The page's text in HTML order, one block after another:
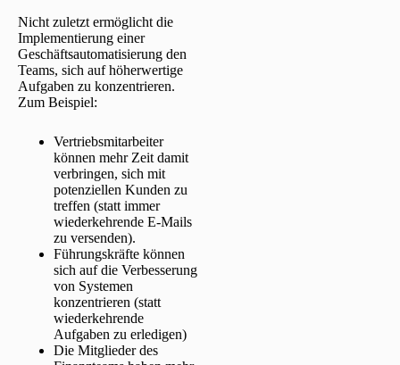
Nicht zuletzt ermöglicht die
Implementierung einer
Geschäftsautomatisierung den
Teams, sich auf höherwertige
Aufgaben zu konzentrieren.
Zum Beispiel:
Vertriebsmitarbeiter
können mehr Zeit damit
verbringen, sich mit
potenziellen Kunden zu
treffen (statt immer
wiederkehrende E-Mails
zu versenden).
Führungskräfte können
sich auf die Verbesserung
von Systemen
konzentrieren (statt
wiederkehrende
Aufgaben zu erledigen)
Die Mitglieder des